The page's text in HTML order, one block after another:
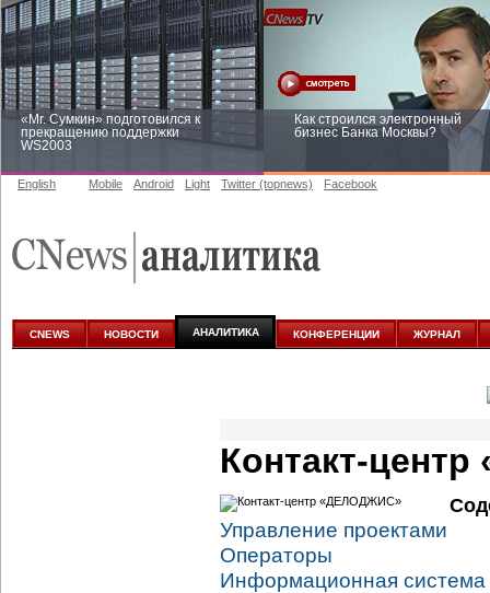
«Mr. Сумкин» подготовился к
прекращению поддержки
WS2003
Как строился электронный
бизнес Банка Москвы?
аналитике
English Mobile Android Light Twitter (topnews) Facebook
CNEWS НОВОСТИ АНАЛИТИКА КОНФЕРЕНЦИИ ЖУРНАЛ
Контакт-центр
Управление проектами
Операторы
Информационная система